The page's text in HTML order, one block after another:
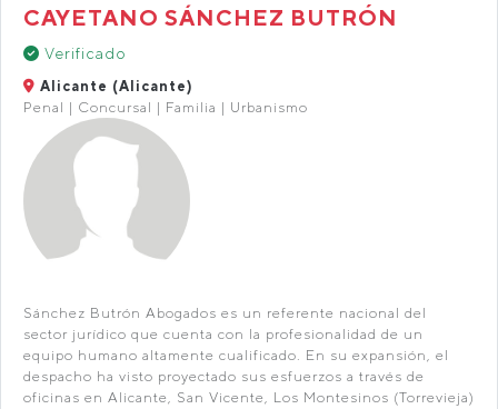
CAYETANO SÁNCHEZ BUTRÓN
Verificado
Alicante (Alicante)
Penal | Concursal | Familia | Urbanismo
Sánchez Butrón Abogados es un referente nacional del
sector jurídico que cuenta con la profesionalidad de un
equipo humano altamente cualificado. En su expansión, el
despacho ha visto proyectado sus esfuerzos a través de
oficinas en Alicante, San Vicente, Los Montesinos (Torrevieja)